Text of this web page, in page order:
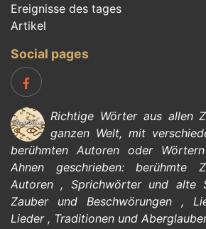
Ereignisse des tages
Artikel
Social pages
Richtige Wörter aus allen
ganzen Welt, mit
berühmten Autorenoder
Ahnen geschrieben:berühmte
Autoren , Sprichwörter und alte
Zauber und Beschwörungen ,
Lieder, Traditionen und